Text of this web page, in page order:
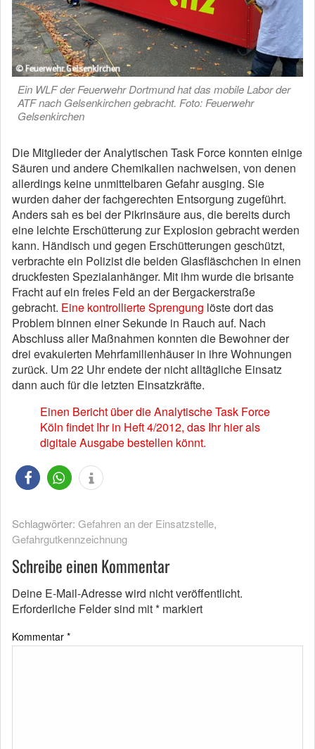
Ein WLF der Feuerwehr Dortmund hat das mobile Labor der
ATF nach Gelsenkirchen gebracht. Foto: Feuerwehr
Gelsenkirchen
Die Mitglieder der Analytischen Task Force konnten einige
Säuren und andere Chemikalien nachweisen, von denen
allerdings keine unmittelbaren Gefahr ausging. Sie
wurden daher der fachgerechten Entsorgung zugeführt.
Anders sah es bei der Pikrinsäure aus, die bereits durch
eine leichte Erschütterung zur Explosion gebracht werden
kann. Händisch und gegen Erschütterungen geschützt,
verbrachte ein Polizist die beiden Glasfläschchen in einen
druckfesten Spezialanhänger. Mit ihm wurde die brisante
Fracht auf ein freies Feld an der Bergackerstraße
gebracht. Eine kontrollierte Sprengung löste dort das
Problem binnen einer Sekunde in Rauch auf. Nach
Abschluss aller Maßnahmen konnten die Bewohner der
drei evakuierten Mehrfamilienhäuser in ihre Wohnungen
zurück. Um 22 Uhr endete der nicht alltägliche Einsatz
dann auch für die letzten Einsatzkräfte.
Einen Bericht über die Analytische Task Force
Köln findet Ihr in Heft 4/2012, das Ihr hier als
digitale Ausgabe bestellen könnt.
Schlagwörter: Gefahren an der Einsatzstelle,
Gefahrgutkennzeichnung
Schreibe einen Kommentar
Deine E-Mail-Adresse wird nicht veröffentlicht.
Erforderliche Felder sind mit* markiert
Kommentar *